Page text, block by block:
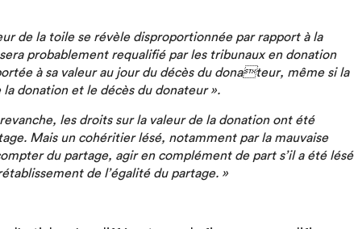
de la toile se révèle disproportionnée par rapport à la
probablement requalifié par les tribunaux en donation
à sa valeur au jour du décès du donateur, même si la
donation et le décès du donateur ».
les droits sur la valeur de la donation ont été
Mais un cohéritier lésé, notamment par la mauvaise
du partage, agir en complément de part s’il a été lésé
de l’égalité du partage. »